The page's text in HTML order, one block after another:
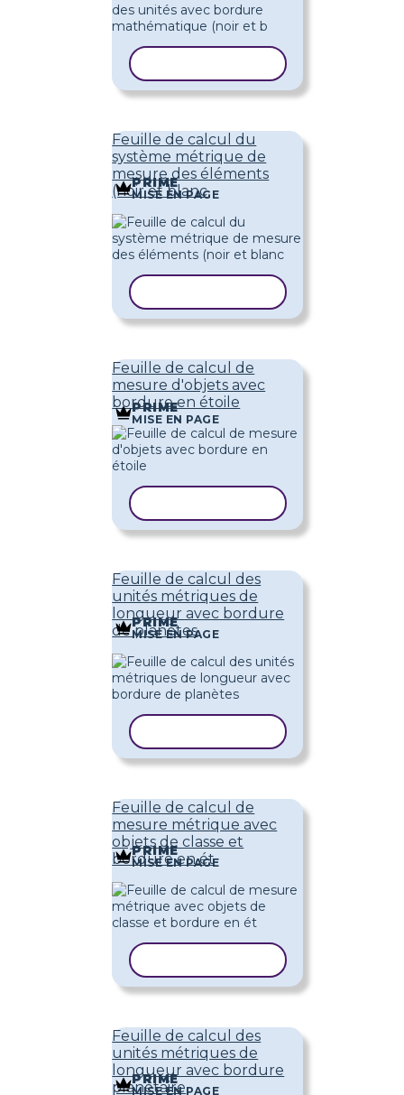
Feuille de calcul du
système métrique de
mesure des éléments
(noir et blanc
PRIME
MISE EN PAGE
Feuille de calcul de
mesure d'objets avec
bordure en étoile
PRIME
MISE EN PAGE
Feuille de calcul des
unités métriques de
longueur avec bordure
de planètes
PRIME
MISE EN PAGE
Feuille de calcul de
mesure métrique avec
objets de classe et
bordure en ét
PRIME
MISE EN PAGE
Feuille de calcul des
unités métriques de
longueur avec bordure
planétaire
PRIME
MISE EN PAGE